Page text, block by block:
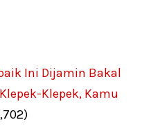
Ini Dijamin Bakal
Klepek, Kamu